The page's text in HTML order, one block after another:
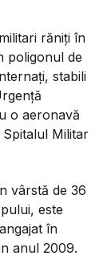
răniți în
poligonul de
stabili
o aeronavă
Militar
vârstă de 36
este
în
anul 2009.